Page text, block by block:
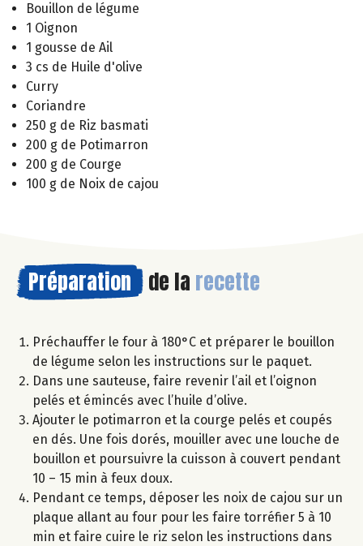
Bouillon de légume
1 Oignon
1 gousse de Ail
3 cs de Huile d'olive
Curry
Coriandre
250 g de Riz basmati
200 g de Potimarron
200 g de Courge
100 g de Noix de cajou
Préparation de la recette
Préchauffer le four à 180°C et préparer le bouillon
de légume selon les instructions sur le paquet.
Dans une sauteuse, faire revenir l’ail et l’oignon
pelés et émincés avec l’huile d’olive.
Ajouter le potimarron et la courge pelés et coupés
en dés. Une fois dorés, mouiller avec une louche de
bouillon et poursuivre la cuisson à couvert pendant
10 – 15 min à feux doux.
Pendant ce temps, déposer les noix de cajou sur un
plaque allant au four pour les faire torréfier 5 à 10
min et faire cuire le riz selon les instructions dans